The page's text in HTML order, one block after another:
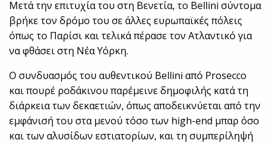
Μετά την επιτυχία του στη Βενετία, το Bellini σύντομα
βρήκε τον δρόμο του σε άλλες ευρωπαϊκές πόλεις
όπως το Παρίσι και τελικά πέρασε τον Ατλαντικό για
να φθάσει στη Νέα Υόρκη.
Ο συνδυασμός του αυθεντικού Bellini από Prosecco
και πουρέ ροδάκινου παρέμεινε δημοφιλής κατά τη
διάρκεια των δεκαετιών, όπως αποδεικνύεται από την
εμφάνισή του στα μενού τόσο των high-end μπαρ όσο
και των αλυσίδων εστιατορίων, και τη συμπερίληψή